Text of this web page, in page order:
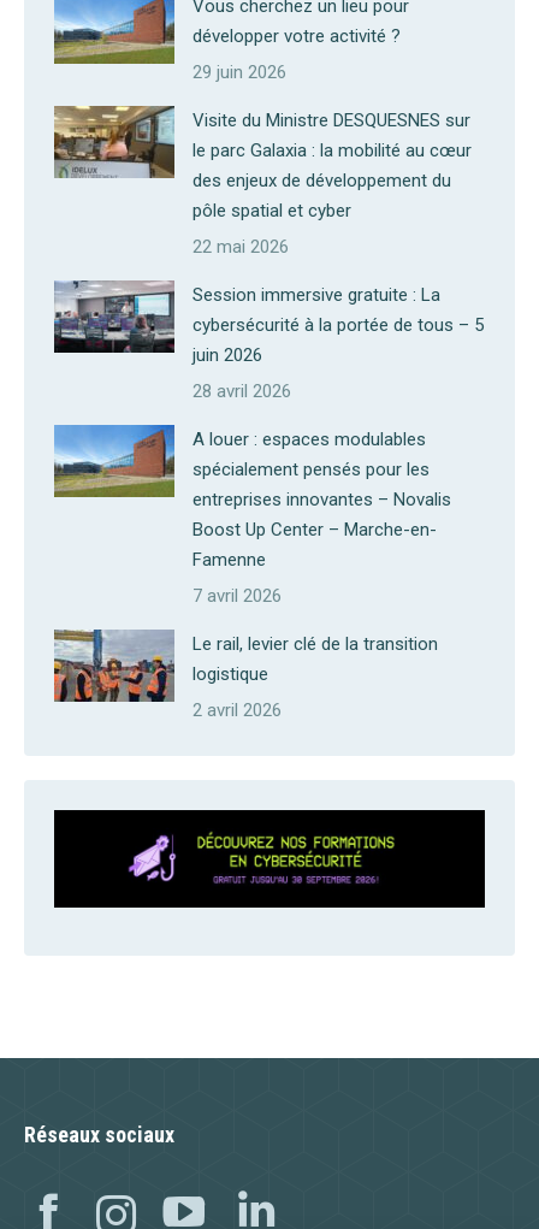
Vous cherchez un lieu pour
développer votre activité ?
29 juin 2026
Visite du Ministre DESQUESNES sur
le parc Galaxia : la mobilité au cœur
des enjeux de développement du
pôle spatial et cyber
22 mai 2026
Session immersive gratuite : La
cybersécurité à la portée de tous – 5
juin 2026
28 avril 2026
A louer : espaces modulables
spécialement pensés pour les
entreprises innovantes – Novalis
Boost Up Center – Marche-en-
Famenne
7 avril 2026
Le rail, levier clé de la transition
logistique
2 avril 2026
Réseaux sociaux
Facebook
Instagram
YouTube